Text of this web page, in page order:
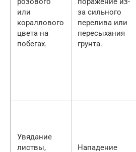
или
кораллового
цвета на
побегах.
за сильного
перелива или
пересыхания
грунта.
Увядание
листвы,
Нападение